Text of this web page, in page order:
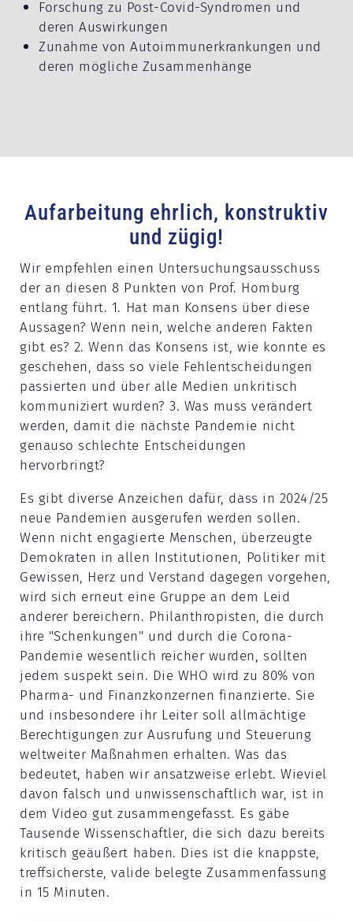
Forschung zu Post-Covid-Syndromen und
deren Auswirkungen
Zunahme von Autoimmunerkrankungen und
deren mögliche Zusammenhänge
Aufarbeitung ehrlich, konstruktiv
und zügig!
Wir empfehlen einen Untersuchungsausschuss
der an diesen 8 Punkten von Prof. Homburg
entlang führt. 1. Hat man Konsens über diese
Aussagen? Wenn nein, welche anderen Fakten
gibt es? 2. Wenn das Konsens ist, wie konnte es
geschehen, dass so viele Fehlentscheidungen
passierten und über alle Medien unkritisch
kommuniziert wurden? 3. Was muss verändert
werden, damit die nächste Pandemie nicht
genauso schlechte Entscheidungen
hervorbringt?
Es gibt diverse Anzeichen dafür, dass in 2024/25
neue Pandemien ausgerufen werden sollen.
Wenn nicht engagierte Menschen, überzeugte
Demokraten in allen Institutionen, Politiker mit
Gewissen, Herz und Verstand dagegen vorgehen,
wird sich erneut eine Gruppe an dem Leid
anderer bereichern. Philanthropisten, die durch
ihre "Schenkungen" und durch die Corona-
Pandemie wesentlich reicher wurden, sollten
jedem suspekt sein. Die WHO wird zu 80% von
Pharma- und Finanzkonzernen finanzierte. Sie
und insbesondere ihr Leiter soll allmächtige
Berechtigungen zur Ausrufung und Steuerung
weltweiter Maßnahmen erhalten. Was das
bedeutet, haben wir ansatzweise erlebt. Wieviel
davon falsch und unwissenschaftlich war, ist in
dem Video gut zusammengefasst. Es gäbe
Tausende Wissenschaftler, die sich dazu bereits
kritisch geäußert haben. Dies ist die knappste,
treffsicherste, valide belegte Zusammenfassung
in 15 Minuten.